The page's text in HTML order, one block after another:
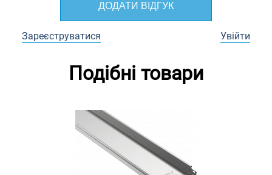
ДОДАТИ ВІДГУК
Зареєструватися Увійти
Подібні товари